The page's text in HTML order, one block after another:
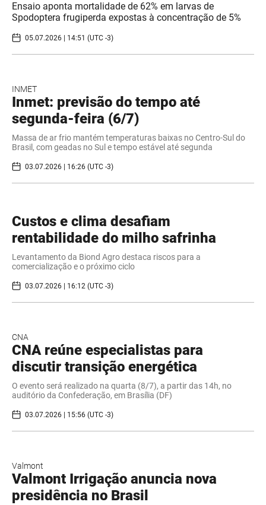
Ensaio aponta mortalidade de 62% em larvas de
Spodoptera frugiperda expostas à concentração de 5%
05.07.2026 | 14:51 (UTC -3)
INMET
Inmet: previsão do tempo até
segunda-feira (6/7)
Massa de ar frio mantém temperaturas baixas no Centro-Sul do
Brasil, com geadas no Sul e tempo estável até segunda
03.07.2026 | 16:26 (UTC -3)
Custos e clima desafiam
rentabilidade do milho safrinha
Levantamento da Biond Agro destaca riscos para a
comercialização e o próximo ciclo
03.07.2026 | 16:12 (UTC -3)
CNA
CNA reúne especialistas para
discutir transição energética
O evento será realizado na quarta (8/7), a partir das 14h, no
auditório da Confederação, em Brasília (DF)
03.07.2026 | 15:56 (UTC -3)
Valmont
Valmont Irrigação anuncia nova
presidência no Brasil